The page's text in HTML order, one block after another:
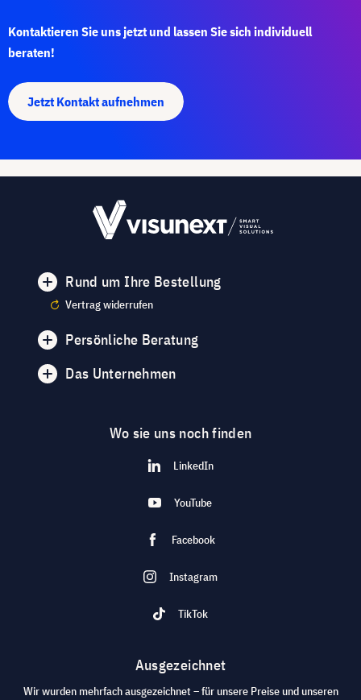
Kontaktieren Sie uns jetzt und lassen Sie sich individuell
beraten!
Jetzt Kontakt aufnehmen
Rund um Ihre Bestellung
Vertrag widerrufen
Persönliche Beratung
Das Unternehmen
Wo sie uns noch finden
LinkedIn
YouTube
Facebook
Instagram
TikTok
Ausgezeichnet
Wir wurden mehrfach ausgezeichnet – für unsere Preise und unseren